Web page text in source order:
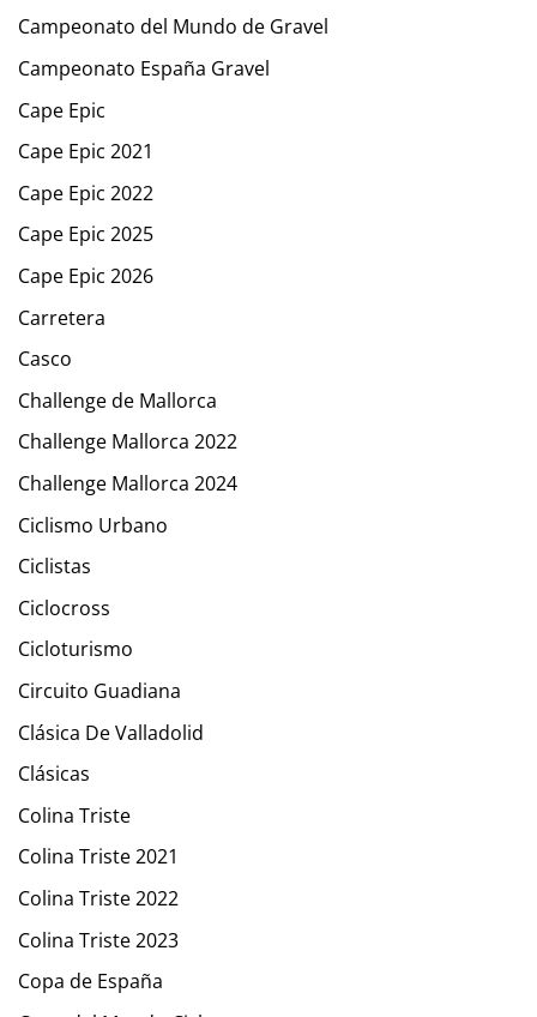
Campeonato del Mundo de Gravel
Campeonato España Gravel
Cape Epic
Cape Epic 2021
Cape Epic 2022
Cape Epic 2025
Cape Epic 2026
Carretera
Casco
Challenge de Mallorca
Challenge Mallorca 2022
Challenge Mallorca 2024
Ciclismo Urbano
Ciclistas
Ciclocross
Cicloturismo
Circuito Guadiana
Clásica De Valladolid
Clásicas
Colina Triste
Colina Triste 2021
Colina Triste 2022
Colina Triste 2023
Copa de España